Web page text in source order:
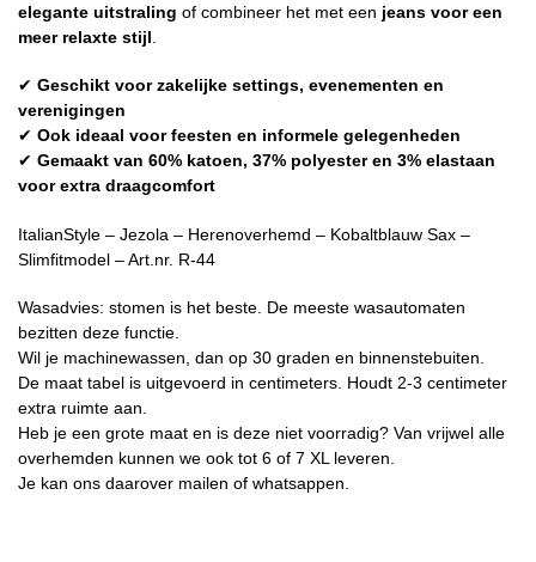
elegante uitstraling of combineer het met een jeans voor een
meer relaxte stijl
✔ Geschikt voor zakelijke settings, evenementen en
verenigingen
✔ Ook ideaal voor feesten en informele gelegenheden
✔ Gemaakt van 60% katoen, 37% polyester en 3% elastaan
voor extra draagcomfort
ItalianStyle – Jezola – Herenoverhemd – Kobaltblauw Sax –
Slimfitmodel – Art.nr. R-44
Wasadvies: stomen is het beste. De meeste wasautomaten
bezitten deze functie.
Wil je machinewassen, dan op 30 graden en binnenstebuiten.
De maat tabel is uitgevoerd in centimeters. Houdt 2-3 centimeter
extra ruimte aan.
Heb je een grote maat en is deze niet voorradig? Van vrijwel alle
overhemden kunnen we ook tot 6 of 7 XL leveren.
Je kan ons daarover mailen of whatsappen.